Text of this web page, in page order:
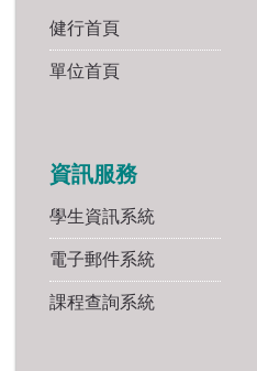
健行首頁
單位首頁
資訊服務
學生資訊系統
電子郵件系統
課程查詢系統